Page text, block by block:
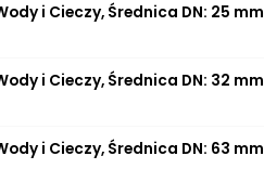
i Cieczy, Średnica DN: 25 mm
i Cieczy, Średnica DN: 32 mm
i Cieczy, Średnica DN: 63 mm